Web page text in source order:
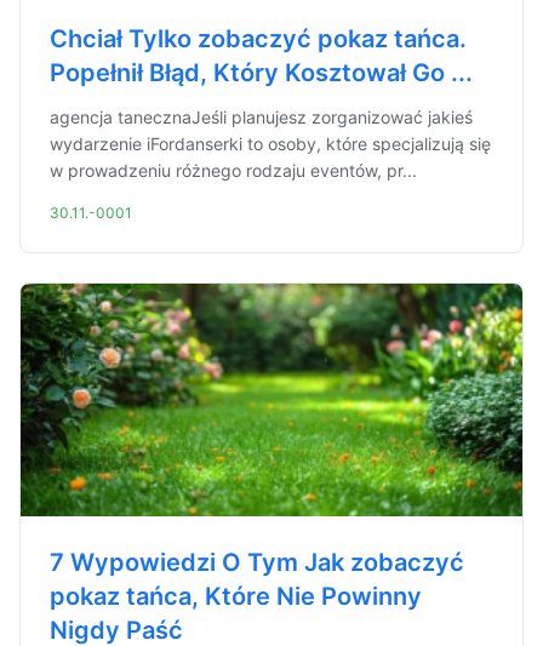
Chciał Tylko zobaczyć pokaz tańca.
Popełnił Błąd, Który Kosztował Go ...
agencja tanecznaJeśli planujesz zorganizować jakieś
wydarzenie iFordanserki to osoby, które specjalizują się
w prowadzeniu różnego rodzaju eventów, pr...
30.11.-0001
7 Wypowiedzi O Tym Jak zobaczyć
pokaz tańca, Które Nie Powinny
Nigdy Paść